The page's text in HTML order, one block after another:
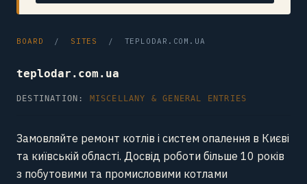
BOARD / SITES / TEPLODAR.COM.UA
teplodar.com.ua
DESTINATION: MISCELLANY & GENERAL ENTRIES
Замовляйте ремонт котлів і систем опалення в Києві
та київській області. Досвід роботи більше 10 років
з побутовими та промисловими котлами